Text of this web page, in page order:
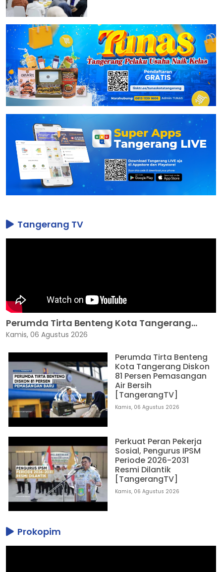
Tangerang TV
Perumda Tirta Benteng Kota Tangerang...
Kamis, 06 Agustus 2026
Perumda Tirta Benteng
Kota Tangerang Diskon
81 Persen Pemasangan
Air Bersih
[TangerangTV]
Kamis, 06 Agustus 2026
Perkuat Peran Pekerja
Sosial, Pengurus IPSM
Periode 2026-2031
Resmi Dilantik
[TangerangTV]
Kamis, 06 Agustus 2026
Prokopim